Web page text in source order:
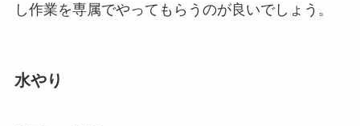
し作業を専属でやってもらうのが良いでしょう。
水やり